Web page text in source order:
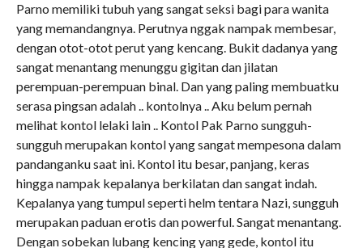
Parno memiliki tubuh yang sangat seksi bagi para wanita
yang memandangnya. Perutnya nggak nampak membesar,
dengan otot-otot perut yang kencang. Bukit dadanya yang
sangat menantang menunggu gigitan dan jilatan
perempuan-perempuan binal. Dan yang paling membuatku
serasa pingsan adalah .. kontolnya .. Aku belum pernah
melihat kontol lelaki lain .. Kontol Pak Parno sungguh-
sungguh merupakan kontol yang sangat mempesona dalam
pandanganku saat ini. Kontol itu besar, panjang, keras
hingga nampak kepalanya berkilatan dan sangat indah.
Kepalanya yang tumpul seperti helm tentara Nazi, sungguh
merupakan paduan erotis dan powerful. Sangat menantang.
Dengan sobekan lubang kencing yang gede, kontol itu